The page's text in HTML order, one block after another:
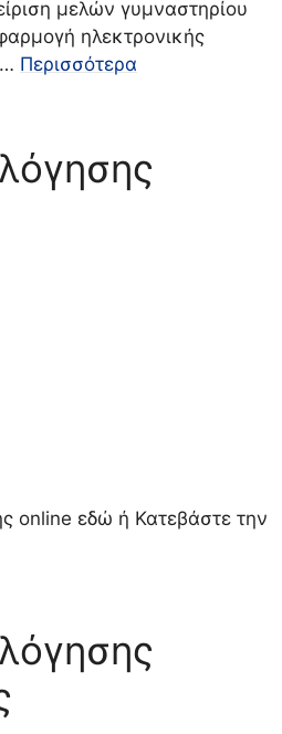
μελών γυμναστηρίου
ηλεκτρονικής
Περισσότερα
online εδώ ή Κατεβάστε την